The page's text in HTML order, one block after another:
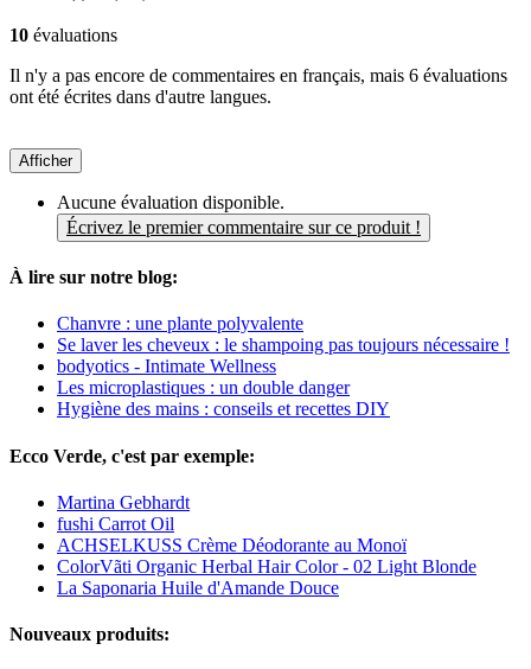
10 évaluations
Il n'y a pas encore de commentaires en français, mais 6 évaluations
ont été écrites dans d'autre langues.
Afficher
Aucune évaluation disponible.
Écrivez le premier commentaire sur ce produit !
À lire sur notre blog:
Chanvre : une plante polyvalente
Se laver les cheveux : le shampoing pas toujours nécessaire !
bodyotics - Intimate Wellness
Les microplastiques : un double danger
Hygiène des mains : conseils et recettes DIY
Ecco Verde, c'est par exemple:
Martina Gebhardt
fushi Carrot Oil
ACHSELKUSS Crème Déodorante au Monoï
ColorVãti Organic Herbal Hair Color - 02 Light Blonde
La Saponaria Huile d'Amande Douce
Nouveaux produits: